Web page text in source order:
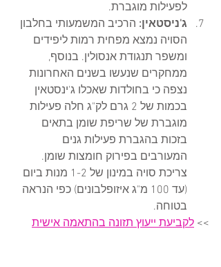
לפעילות מוגברת.
ג'ניסטאין: הרכיב המשמעותי בחלבון
הסויה נמצא מפחית רמות ליפידים
ומשפר תנגודת אנסולין. בנוסף,
ממחקרים שנעשו בשנים האחרונות
נצפה כי בחולדות שאכלו ג'ינסטאין
בכמות של 2 גרם לק"ג חלה פעילות
מוגברת של שריפת שומן בתאים
בזכות בהגברת פעילות גנים
המעורבים בפירוק חומצות שומן.
צריכת סויה במינון של 1-2 מנות ביום
(עד 100 מ"ג איזופלבונים) כפי הנראה
בטוחה.
>> לקביעת ייעוץ תזונה בהתאמה אישית